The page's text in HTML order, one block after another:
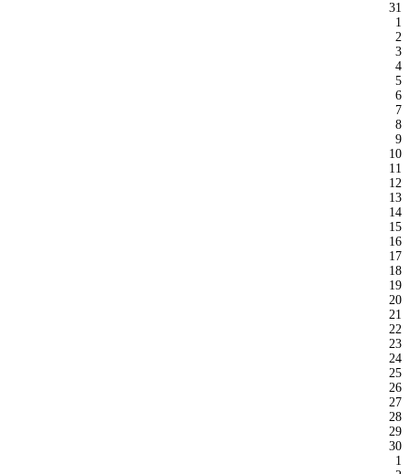
31
1
2
3
4
5
6
7
8
9
10
11
12
13
14
15
16
17
18
19
20
21
22
23
24
25
26
27
28
29
30
1